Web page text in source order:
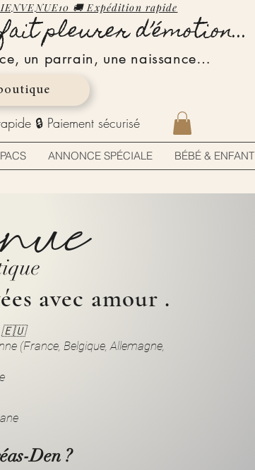
🚚 Expédition rapide
pleurer d’émotion...
un parrain, une naissance…
🔒 Paiement sécurisé
ANNONCE SPÉCIALE BÉBÉ & ENFANT
🇪🇺
(France, Belgique, Allemagne,
Den ?
avec amour .